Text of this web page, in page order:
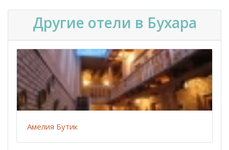
Другие отели в Бухара
Амелия Бутик